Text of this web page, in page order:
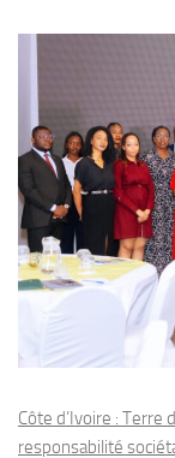
Côte d’Ivoire : Terre
responsabilité